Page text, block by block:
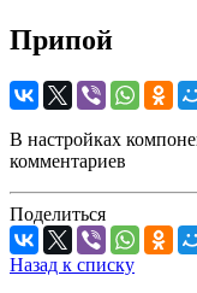
Припой
В настройках
комментариев
Поделиться
Назад к списку